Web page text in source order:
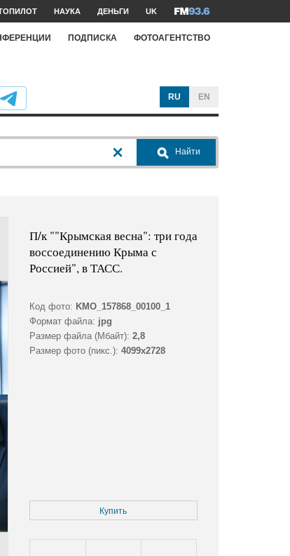
НАУКА ДЕНЬГИ UK
ПОДПИСКА ФОТОАГЕНТСТВО
RU EN
Найти
П/к ""Крымская весна": три года
воссоединению Крыма с
Россией", в ТАСС.
Код фото: KMO_157868_00100_1
Формат файла: jpg
Размер файла (Мбайт): 2,8
Размер фото (пикс.): 4099x2728
Купить